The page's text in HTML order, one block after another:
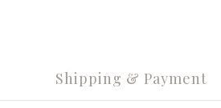
Shipping & Payment